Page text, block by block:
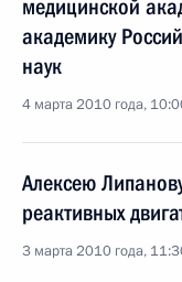
медицинской
академику
наук
4 марта 2010 года,
Алексею
реактивных
3 марта 2010 года,